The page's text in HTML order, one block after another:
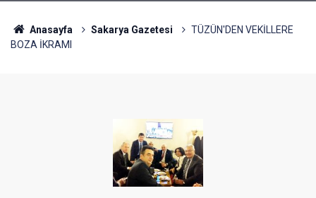
Anasayfa Sakarya Gazetesi
TÜZÜN'DEN VEKİLLERE
BOZA İKRAMI